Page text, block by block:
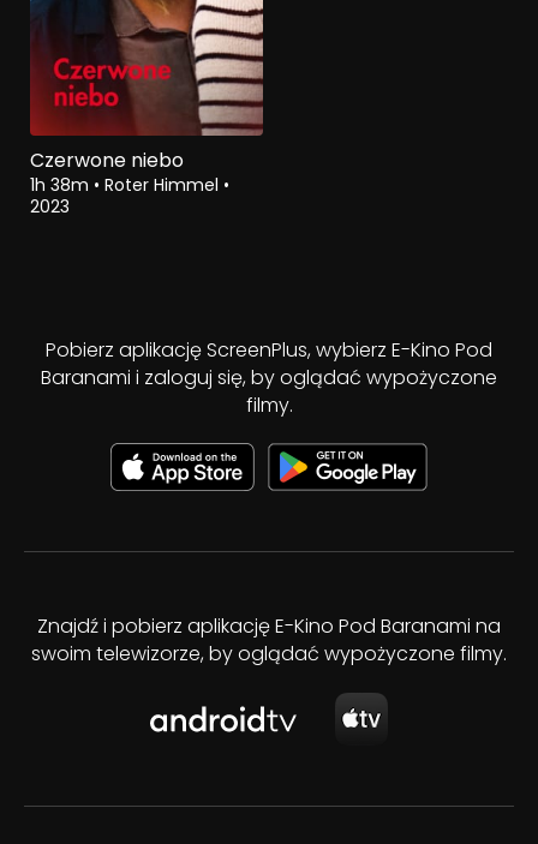
Czerwone niebo
1h 38m • Roter Himmel •
2023
Pobierz aplikację ScreenPlus, wybierz E-Kino Pod
Baranami i zaloguj się, by oglądać wypożyczone
filmy.
Znajdź i pobierz aplikację E-Kino Pod Baranami na
swoim telewizorze, by oglądać wypożyczone filmy.